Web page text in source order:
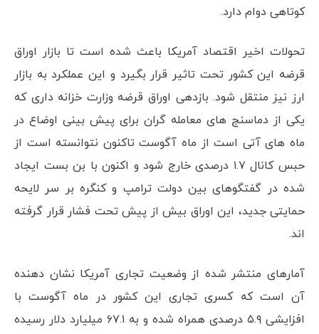
کوتاهی دوام دارد.
تحولات اخیر اقتصاد آمریکا باعث شده است تا بازار اوراق
قرضه این کشور تحت تاثیر قرار بگیرد و این عملکرد به بازار
ارز نیز منتقل شود. بازدهی اوراق قرضه وزارت خزانه داری که
یکی از دماسنج های معامله گران برای پیش بینی اوضاع در
ماه های آتی است از ماه آگوست تاکنون نتوانسته است از
حبس کانال ۱.۷ درصدی خارج شود و اکنون با بن بست ایجاد
شده در گفتگوهای بین دولت ترامپ و کنگره بر سر لایحه
حمایتی جدید، این اوراق بیش از پیش تحت فشار قرار گرفته
اند.
آمارهای منتشر شده از وضعیت تجاری آمریکا نشان دهنده
آن است که کسری تجاری این کشور در ماه آگوست با
افزایشی ۵.۹ درصدی همراه شده و به ۶۷.۱ میلیارد دلار رسیده